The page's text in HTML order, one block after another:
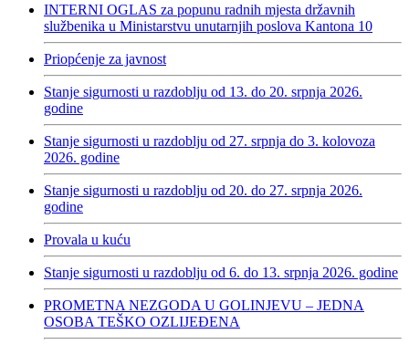
INTERNI OGLAS za popunu radnih mjesta državnih
službenika u Ministarstvu unutarnjih poslova Kantona 10
Priopćenje za javnost
Stanje sigurnosti u razdoblju od 13. do 20. srpnja 2026.
godine
Stanje sigurnosti u razdoblju od 27. srpnja do 3. kolovoza
2026. godine
Stanje sigurnosti u razdoblju od 20. do 27. srpnja 2026.
godine
Provala u kuću
Stanje sigurnosti u razdoblju od 6. do 13. srpnja 2026. godine
PROMETNA NEZGODA U GOLINJEVU – JEDNA
OSOBA TEŠKO OZLIJEĐENA